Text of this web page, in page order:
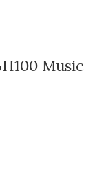
Music